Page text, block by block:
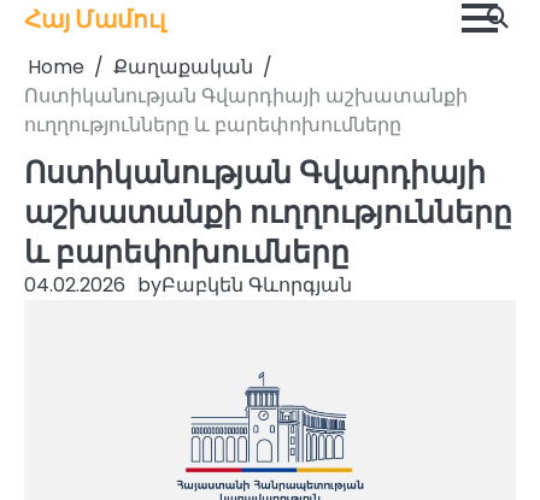
Skip
content
Հայ Մամուլ
Home
Քաղաքական
Ոստիկանության Գվարդիայի աշխատանքի
ուղղությունները և բարեփոխումները
Ոստիկանության Գվարդիայի
աշխատանքի ուղղությունները
և բարեփոխումները
04.02.2026 byԲաբկեն Գևորգյան